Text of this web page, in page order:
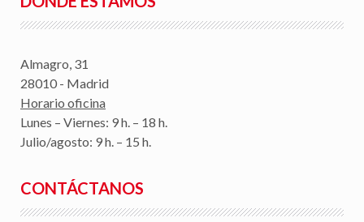
Almagro, 31
28010 - Madrid
Horario oficina
Lunes – Viernes: 9 h. – 18 h.
Julio/agosto: 9 h. – 15 h.
CONTÁCTANOS